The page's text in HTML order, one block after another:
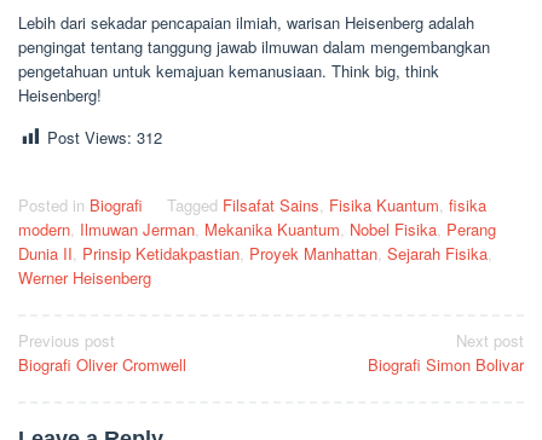
Lebih dari sekadar pencapaian ilmiah, warisan Heisenberg adalah
pengingat tentang tanggung jawab ilmuwan dalam mengembangkan
pengetahuan untuk kemajuan kemanusiaan. Think big, think
Heisenberg!
Post Views: 312
Posted in Biografi Tagged Filsafat Sains, Fisika Kuantum, fisika
modern, Ilmuwan Jerman, Mekanika Kuantum, Nobel Fisika, Perang
Dunia II, Prinsip Ketidakpastian, Proyek Manhattan, Sejarah Fisika,
Werner Heisenberg
Post
navigation
Previous post
Biografi Oliver Cromwell
Next post
Biografi Simon Bolivar